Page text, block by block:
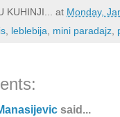
KUHINJI... at Monday,
, leblebija, mini paradajz,
said...